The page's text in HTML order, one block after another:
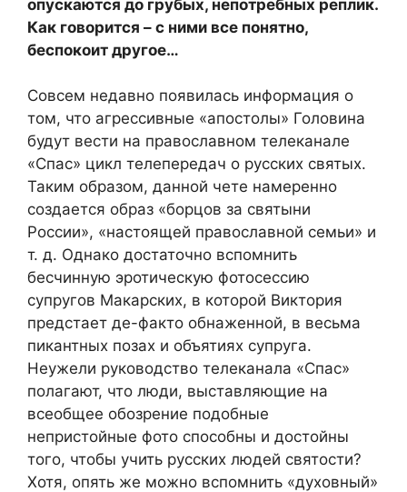
опускаются до грубых, непотребных реплик.
Как говорится – с ними все понятно,
беспокоит другое…
Совсем недавно появилась информация о
том, что агрессивные «апостолы» Головина
будут вести на православном телеканале
«Спас» цикл телепередач о русских святых.
Таким образом, данной чете намеренно
создается образ «борцов за святыни
России», «настоящей православной семьи» и
т. д. Однако достаточно вспомнить
бесчинную эротическую фотосессию
супругов Макарских, в которой Виктория
предстает де-факто обнаженной, в весьма
пикантных позах и объятиях супруга.
Неужели руководство телеканала «Спас»
полагают, что люди, выставляющие на
всеобщее обозрение подобные
непристойные фото способны и достойны
того, чтобы учить русских людей святости?
Хотя, опять же можно вспомнить «духовный»